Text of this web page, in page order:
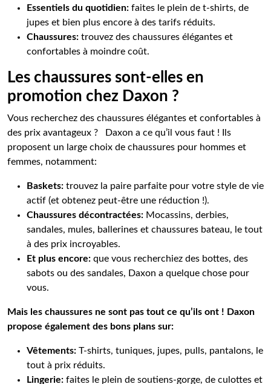
Essentiels du quotidien: faites le plein de t-shirts, de
jupes et bien plus encore à des tarifs réduits.
Chaussures: trouvez des chaussures élégantes et
confortables à moindre coût.
Les chaussures sont-elles en
promotion chez Daxon ?
Vous recherchez des chaussures élégantes et confortables à
des prix avantageux ? Daxon a ce qu’il vous faut ! Ils
proposent un large choix de chaussures pour hommes et
femmes, notamment:
Baskets: trouvez la paire parfaite pour votre style de vie
actif (et obtenez peut-être une réduction !).
Chaussures décontractées: Mocassins, derbies,
sandales, mules, ballerines et chaussures bateau, le tout
à des prix incroyables.
Et plus encore: que vous recherchiez des bottes, des
sabots ou des sandales, Daxon a quelque chose pour
vous.
Mais les chaussures ne sont pas tout ce qu’ils ont ! Daxon
propose également des bons plans sur:
Vêtements: T-shirts, tuniques, jupes, pulls, pantalons, le
tout à prix réduits.
Lingerie: faites le plein de soutiens-gorge, de culottes et